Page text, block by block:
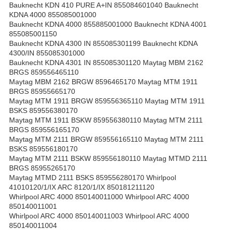
Bauknecht KDN 410 PURE A+IN 855084601040 Bauknecht
KDNA 4000 855085001000
Bauknecht KDNA 4000 855885001000 Bauknecht KDNA 4001
855085001150
Bauknecht KDNA 4300 IN 855085301199 Bauknecht KDNA
4300/IN 855085301000
Bauknecht KDNA 4301 IN 855085301120 Maytag MBM 2162
BRGS 859556465110
Maytag MBM 2162 BRGW 8596465170 Maytag MTM 1911
BRGS 85955665170
Maytag MTM 1911 BRGW 859556365110 Maytag MTM 1911
BSKS 859556380170
Maytag MTM 1911 BSKW 859556380110 Maytag MTM 2111
BRGS 859556165170
Maytag MTM 2111 BRGW 859556165110 Maytag MTM 2111
BSKS 859556180170
Maytag MTM 2111 BSKW 859556180110 Maytag MTMD 2111
BRGS 85955265170
Maytag MTMD 2111 BSKS 859556280170 Whirlpool
41010120/1/IX ARC 8120/1/IX 850181211120
Whirlpool ARC 4000 850140011000 Whirlpool ARC 4000
850140011001
Whirlpool ARC 4000 850140011003 Whirlpool ARC 4000
850140011004